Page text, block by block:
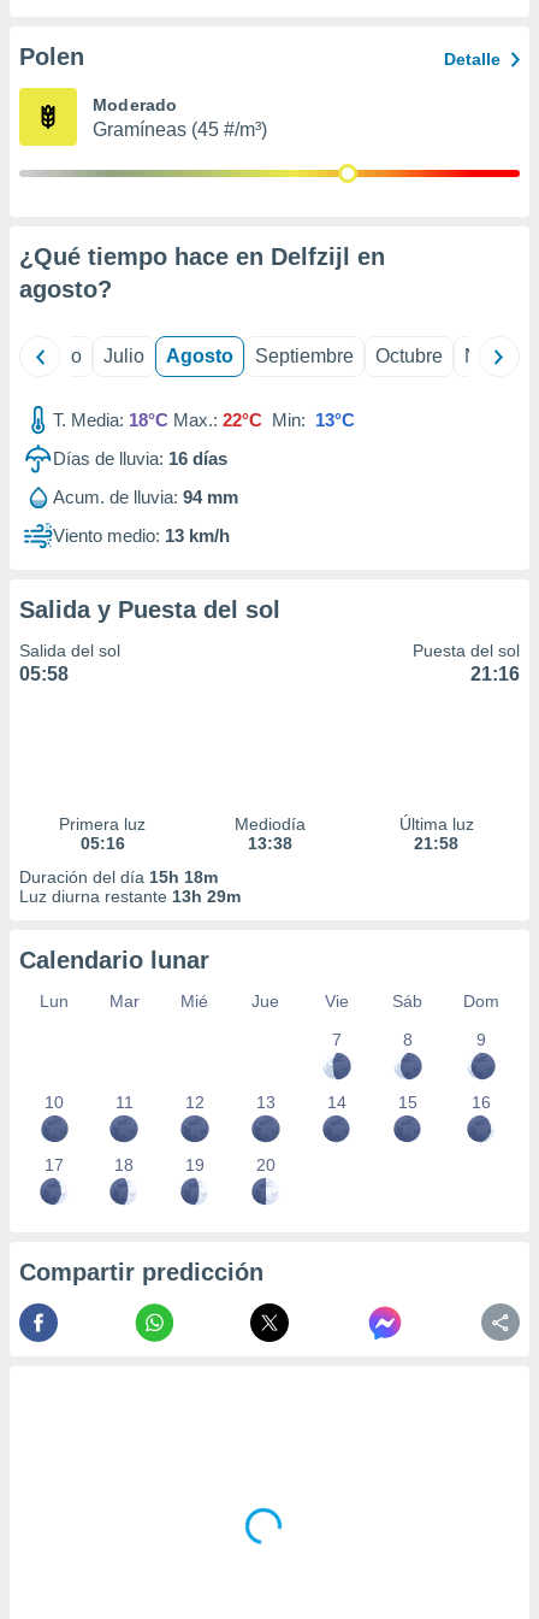
e
mediante
publicidad
publicidad
de
Polen Detalle
Moderado
Gramíneas (45 #/m³)
¿Qué tiempo hace en Delfzijl en
agosto?
Junio Julio Agosto Septiembre Octubre
T. Media: 18°C Max.: 22°C Min: 13°C
Días de lluvia: 16 días
Acum. de lluvia: 94 mm
Viento medio: 13 km/h
Salida y Puesta del sol
Salida del sol
05:58
Puesta del sol
21:16
Primera luz
05:16
Mediodía
13:38
Última luz
21:58
Duración del día 15h 18m
Luz diurna restante 13h 29m
Calendario lunar
Lun Mar Mié Jue Vie Sáb
Dom
7
8 9
10 11 12 13 14 15 16
17 18 19 20
Compartir predicción